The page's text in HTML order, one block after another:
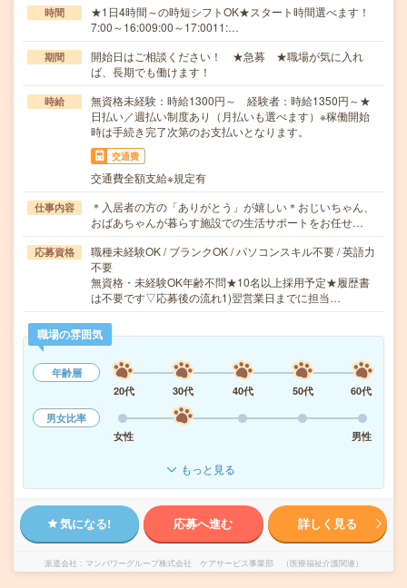
時間
★1日4時間～の時短シフトOK★スタート時間選べます！
7:00～16:009:00～17:0011:…
期間
開始日はご相談ください！ ★急募 ★職場が気に入れ
ば、長期でも働けます！
時給
無資格未経験：時給1300円～ 経験者：時給1350円～★
日払い／週払い制度あり（月払いも選べます）※稼働開始
時は手続き完了次第のお支払いとなります。
交通費
交通費全額支給※規定有
仕事内容
＊入居者の方の「ありがとう」が嬉しい＊おじいちゃん、
おばあちゃんが暮らす施設での生活サポートをお任せ…
応募資格
職種未経験OK / ブランクOK / パソコンスキル不要 / 英語力
不要
無資格・未経験OK年齢不問★10名以上採用予定★履歴書
は不要です▽応募後の流れ1)翌営業日までに担当…
職場の雰囲気
年齢層
20代
30代 40代 50代
60代
男女比率
女性
男性
もっと見る
気になる! 応募へ進む 詳しく見る
派遣会社 マンパワーグループ株式会社 ケアサービス事業部 （医療福祉介護関連）